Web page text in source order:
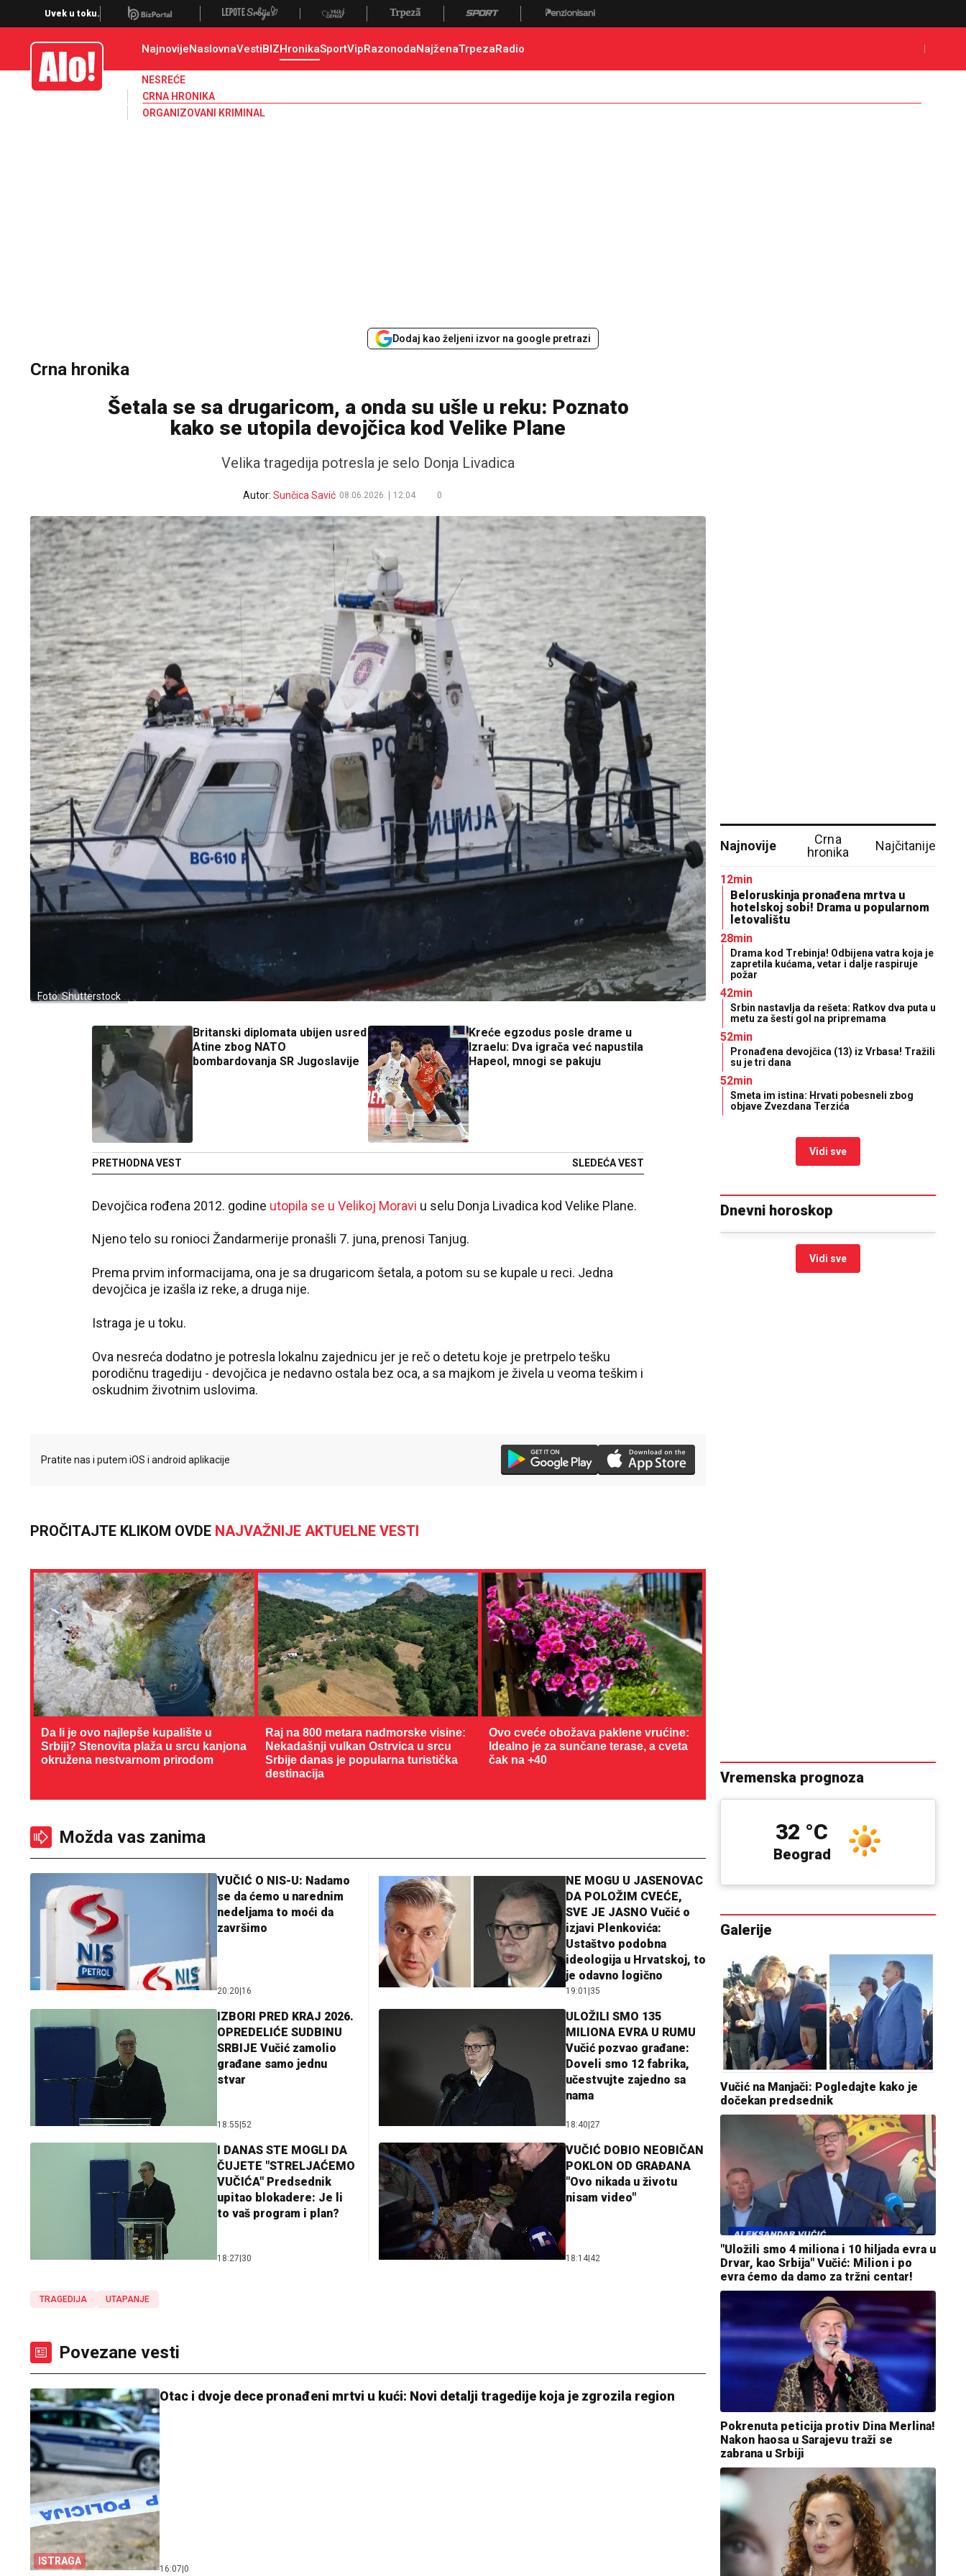
Crna hronika, smrt, ubistvo, likvidacija, krađa, pljačka, hapšenje, policija, poginuli, zaplena, carina
Uvek u toku.
Alo NajnovijeNaslovnaVestiBIZHronikaSportVipRazonodaNajženaTrpezaRadio
NESREĆE
CRNA HRONIKA
ORGANIZOVANI KRIMINAL
Dodaj kao željeni izvor na google pretrazi
Crna hronika
Šetala se sa drugaricom, a onda su ušle u reku: Poznato
kako se utopila devojčica kod Velike Plane
Velika tragedija potresla je selo Donja Livadica
Autor: Sunčica Savić 08.06.2026. 12:04 0
Foto: Shutterstock
Britanski diplomata ubijen usred
Atine zbog NATO
bombardovanja SR Jugoslavije
PRETHODNA VEST
Kreće egzodus posle drame u
Izraelu: Dva igrača već napustila
Hapeol, mnogi se pakuju
SLEDEĆA VEST
Devojčica rođena 2012. godine utopila se u Velikoj Moravi u selu Donja Livadica kod Velike Plane.
Njeno telo su ronioci Žandarmerije pronašli 7. juna, prenosi Tanjug.
Prema prvim informacijama, ona je sa drugaricom šetala, a potom su se kupale u reci. Jedna
devojčica je izašla iz reke, a druga nije.
Istraga je u toku.
Ova nesreća dodatno je potresla lokalnu zajednicu jer je reč o detetu koje je pretrpelo tešku
porodičnu tragediju - devojčica je nedavno ostala bez oca, a sa majkom je živela u veoma teškim i
oskudnim životnim uslovima.
Pratite nas i putem iOS i android aplikacije
PROČITAJTE KLIKOM OVDE NAJVAŽNIJE AKTUELNE VESTI
Da li je ovo najlepše kupalište u
Srbiji? Stenovita plaža u srcu kanjona
okružena nestvarnom prirodom
Raj na 800 metara nadmorske visine:
Nekadašnji vulkan Ostrvica u srcu
Srbije danas je popularna turistička
destinacija
Ovo cveće obožava paklene vrućine:
Idealno je za sunčane terase, a cveta
čak na +40
Možda vas zanima
VUČIĆ O NIS-U: Nadamo
se da ćemo u narednim
nedeljama to moći da
završimo
20:20 16
NE MOGU U JASENOVAC
DA POLOŽIM CVEĆE,
SVE JE JASNO Vučić o
izjavi Plenkovića:
Ustaštvo podobna
ideologija u Hrvatskoj, to
je odavno logično
19:01 35
IZBORI PRED KRAJ 2026.
OPREDELIĆE SUDBINU
SRBIJE Vučić zamolio
građane samo jednu
stvar
18:55 52
ULOŽILI SMO 135
MILIONA EVRA U RUMU
Vučić pozvao građane:
Doveli smo 12 fabrika,
učestvujte zajedno sa
nama
18:40 27
I DANAS STE MOGLI DA
ČUJETE "STRELJAĆEMO
VUČIĆA" Predsednik
upitao blokadere: Je li
to vaš program i plan?
18:27 30
VUČIĆ DOBIO NEOBIČAN
POKLON OD GRAĐANA
"Ovo nikada u životu
nisam video"
18:14 42
TRAGEDIJA UTAPANJE
Povezane vesti
ISTRAGA
Otac i dvoje dece pronađeni mrtvi u kući: Novi detalji tragedije koja je zgrozila region
16:07 0
Najnovije
Crna
hronika
Najčitanije
12min
Beloruskinja pronađena mrtva u
hotelskoj sobi! Drama u popularnom
letovalištu
28min
Drama kod Trebinja! Odbijena vatra koja je
zapretila kućama, vetar i dalje raspiruje
požar
42min
Srbin nastavlja da rešeta: Ratkov dva puta u
metu za šesti gol na pripremama
52min
Pronađena devojčica (13) iz Vrbasa! Tražili
su je tri dana
52min
Smeta im istina: Hrvati pobesneli zbog
objave Zvezdana Terzića
Vidi sve
Dnevni horoskop
Vidi sve
Vremenska prognoza
Loznica Beograd
32 °C
Galerije
Vučić na Manjači: Pogledajte kako je
dočekan predsednik
"Uložili smo 4 miliona i 10 hiljada evra u
Drvar, kao Srbija" Vučić: Milion i po
evra ćemo da damo za tržni centar!
Pokrenuta peticija protiv Dina Merlina!
Nakon haosa u Sarajevu traži se
zabrana u Srbiji